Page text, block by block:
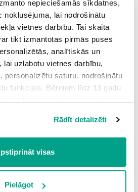
nepieciešamās sīkdatnes,
noklusējuma, lai nodrošinātu
vietnes darbību. Tai skaitā
tikt izmantotas pirmās puses
analītiskās un
lai uzlabotu vietnes darbību,
personalizētu saturu, nodrošinātu
funkcijas. Bērniem līdz 13 gadu
visas”, Jūs piekrītat visām
šajā tīmekļa vietnē, ieskaitot
sīkdatnes. Spiežot uz pogas
sīkdatnes, kuru
iegūt lietotāja piekrišanu.
Rādīt detalizēti
visas
Pielāgot
(optimālais līmenis) 2025. g.
(optimālais līmenis) 2024. g.
(optimālais līmenis) 2023. g.
(Augstākais līmenis)
valoda II) eksāmens 2025. g.